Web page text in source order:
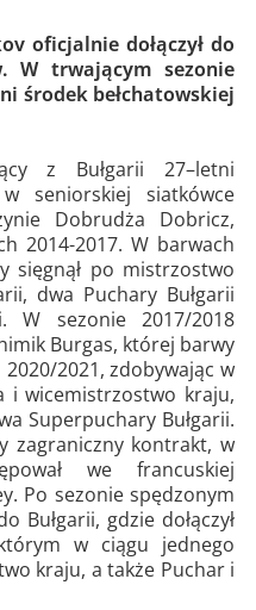
oficjalnie dołączył do
W trwającym sezonie
środek bełchatowskiej
z Bułgarii 27–letni
seniorskiej siatkówce
Dobrudża Dobricz,
2014-2017. W barwach
sięgnął po mistrzostwo
dwa Puchary Bułgarii
W sezonie 2017/2018
Burgas, której barwy
2021, zdobywając w
i wicemistrzostwo kraju,
Superpuchary Bułgarii.
zagraniczny kontrakt, w
we francuskiej
Po sezonie spędzonym
Bułgarii, gdzie dołączył
w ciągu jednego
kraju, a także Puchar i